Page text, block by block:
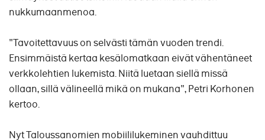
nukkumaanmenoa.
"Tavoitettavuus on selvästi tämän vuoden trendi.
Ensimmäistä kertaa kesälomatkaan eivät vähentäneet
verkkolehtien lukemista. Niitä luetaan siellä missä
ollaan, sillä välineellä mikä on mukana", Petri Korhonen
kertoo.
Nyt Taloussanomien mobiililukeminen vauhdittuu